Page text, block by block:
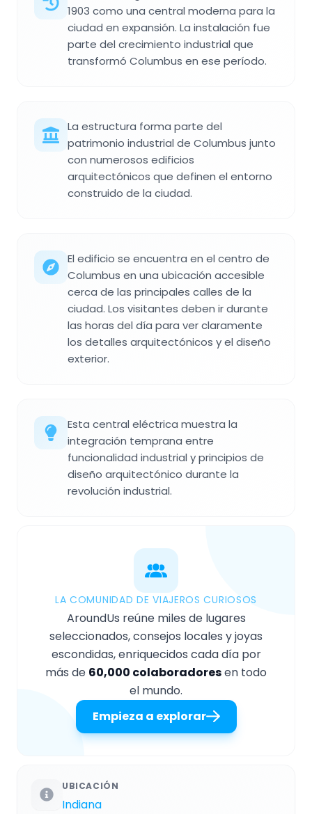
1903 como una central moderna para la
ciudad en expansión. La instalación fue
parte del crecimiento industrial que
transformó Columbus en ese período.
La estructura forma parte del
patrimonio industrial de Columbus junto
con numerosos edificios
arquitectónicos que definen el entorno
construido de la ciudad.
El edificio se encuentra en el centro de
Columbus en una ubicación accesible
cerca de las principales calles de la
ciudad. Los visitantes deben ir durante
las horas del día para ver claramente
los detalles arquitectónicos y el diseño
exterior.
Esta central eléctrica muestra la
integración temprana entre
funcionalidad industrial y principios de
diseño arquitectónico durante la
revolución industrial.
LA COMUNIDAD DE VIAJEROS CURIOSOS
AroundUs reúne miles de lugares
seleccionados, consejos locales y joyas
escondidas, enriquecidos cada día por
más de 60,000 colaboradoresen todo
el mundo.
Empieza a explorar
UBICACIÓN
Indiana